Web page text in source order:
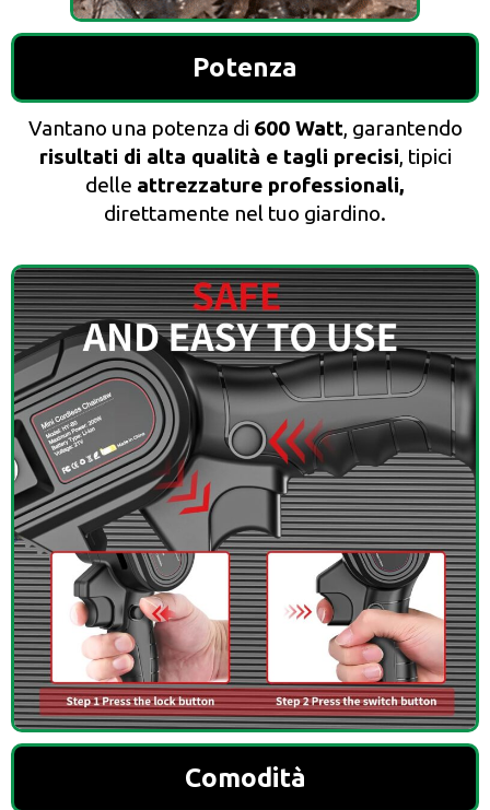
Potenza
Vantano una potenza di 600 Watt, garantendo
risultati di alta qualità e tagli precisi, tipici
delle attrezzature professionali,
direttamente nel tuo giardino.
Comodità